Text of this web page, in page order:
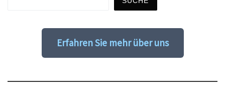
Erfahren Sie mehr über uns